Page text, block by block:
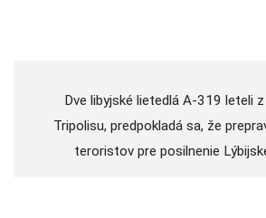
Dve libyjské lietedlá A-319 leteli
Tripolisu, predpokladá sa, že
teroristov pre posilnenie